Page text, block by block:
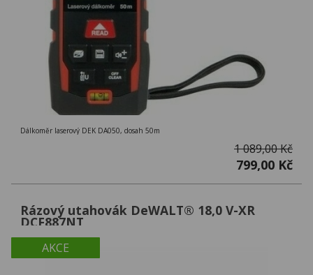
Dálkoměr laserový DEK DA050, dosah 50m
1 089,00 Kč
799,00 Kč
AKCE
Rázový utahovák DeWALT® 18,0 V-XR
DCF887NT